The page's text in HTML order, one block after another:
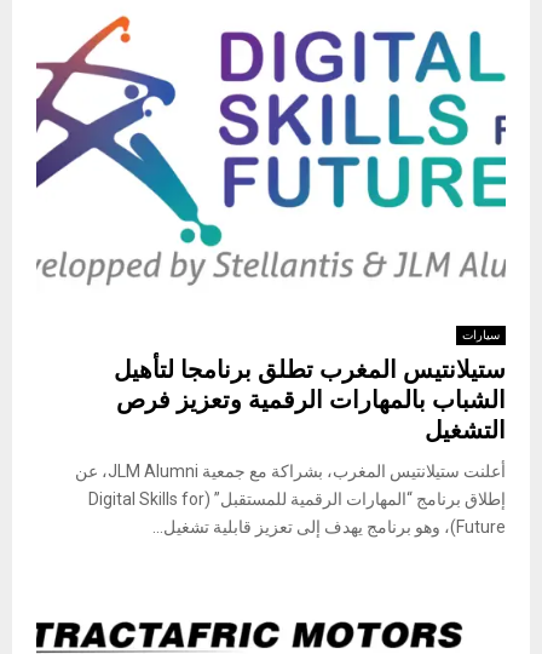
سيارات
ستيلانتيس المغرب تطلق برنامجا لتأهيل
الشباب بالمهارات الرقمية وتعزيز فرص
التشغيل
أعلنت ستيلانتيس المغرب، بشراكة مع جمعية JLM Alumni، عن
إطلاق برنامج “المهارات الرقمية للمستقبل” (Digital Skills for
Future)، وهو برنامج يهدف إلى تعزيز قابلية تشغيل...